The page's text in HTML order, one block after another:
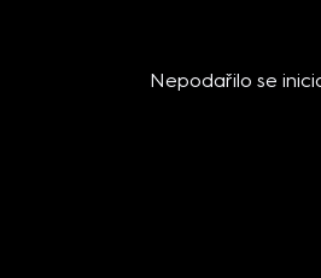
Nepodařilo se